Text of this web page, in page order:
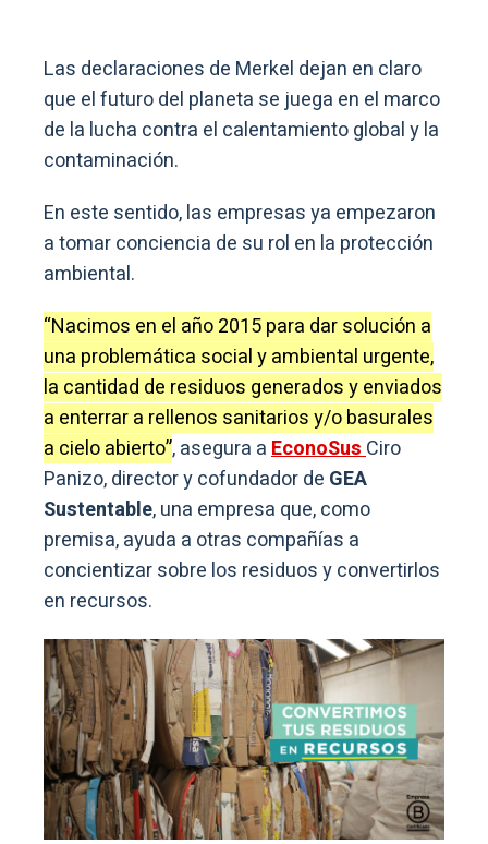
Las declaraciones de Merkel dejan en claro
que el futuro del planeta se juega en el marco
de la lucha contra el calentamiento global y la
contaminación.
En este sentido, las empresas ya empezaron
a tomar conciencia de su rol en la protección
ambiental.
“Nacimos en el año 2015 para dar solución a
una problemática social y ambiental urgente,
la cantidad de residuos generados y enviados
a enterrar a rellenos sanitarios y/o basurales
a cielo abierto”, asegura aEconoSusCiro
Panizo, director y cofundador de GEA
Sustentable, una empresa que, como
premisa, ayuda a otras compañías a
concientizar sobre los residuos y convertirlos
en recursos.